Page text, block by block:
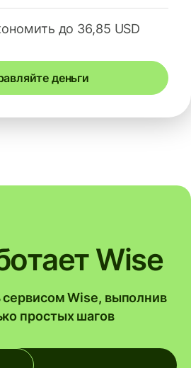
до 36,85 USD
деньги
Wise
сервисом Wise, выполнив
простых шагов